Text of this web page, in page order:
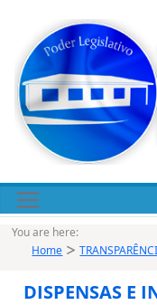
conteúdo
You are here:
Home
DISPENSAS E